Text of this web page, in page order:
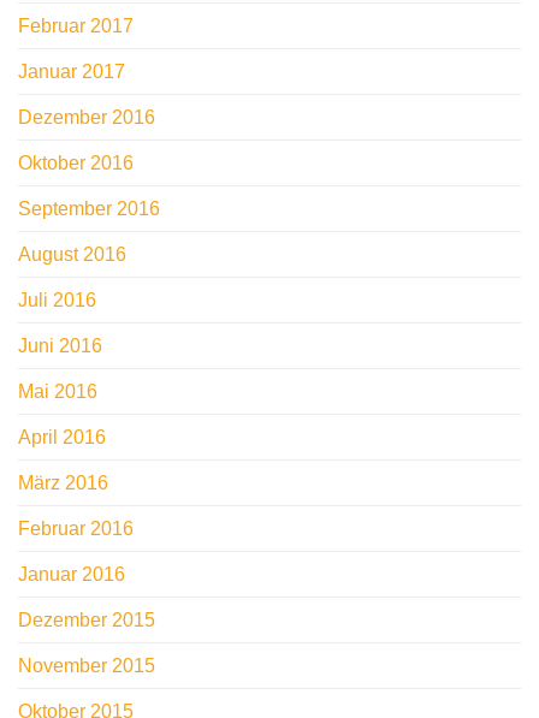
Februar 2017
Januar 2017
Dezember 2016
Oktober 2016
September 2016
August 2016
Juli 2016
Juni 2016
Mai 2016
April 2016
März 2016
Februar 2016
Januar 2016
Dezember 2015
November 2015
Oktober 2015